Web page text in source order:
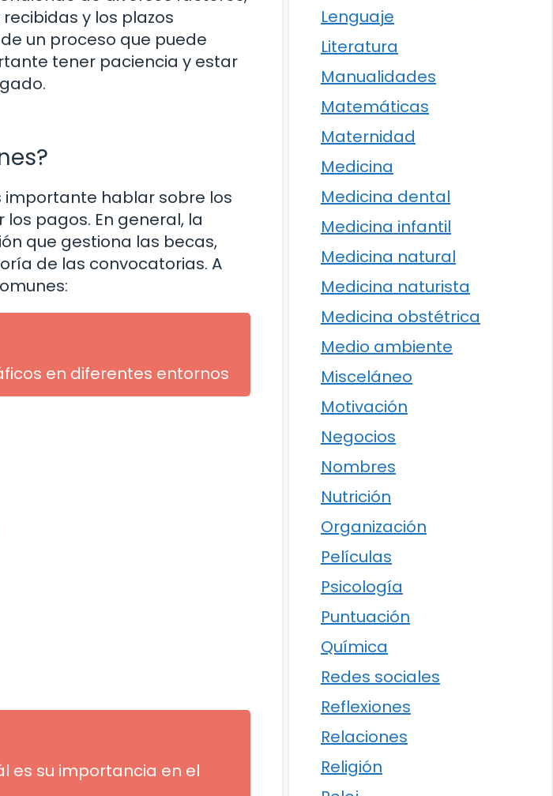
y los plazos
un proceso que puede
tener paciencia y estar
importante hablar sobre los
pagos. En general, la
que gestiona las becas,
de las convocatorias. A
en diferentes entornos
es su importancia en el
Lenguaje
Literatura
Manualidades
Matemáticas
Maternidad
Medicina
Medicina dental
Medicina infantil
Medicina natural
Medicina naturista
Medicina obstétrica
Medio ambiente
Misceláneo
Motivación
Negocios
Nombres
Nutrición
Organización
Películas
Psicología
Puntuación
Química
Redes sociales
Reflexiones
Relaciones
Religión